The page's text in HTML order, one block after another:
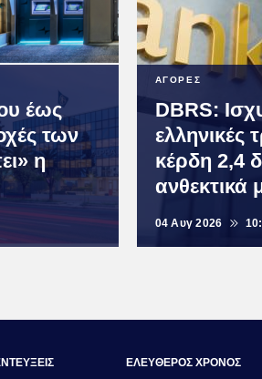
έως
των
η
ΑΓΟΡΕΣ
DBRS:
ελληνικές
κέρδη 2,4
ανθεκτικά
04 Αυγ 2026
ΕΛΕΥΘΕΡΟΣ ΧΡΟΝΟΣ